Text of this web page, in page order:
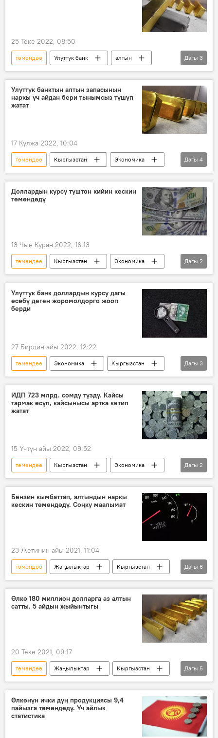
25 Теке 2022, 08:50
төмөндөө Улуттук банк
алтын
запас
валюта Экономика
Дагы 3
Улуттук банктын алтын запасынын
наркы үч айдан бери тынымсыз түшүп
жатат
17 Кулжа 2022, 10:04
төмөндөө Кыргызстан
Экономика
алтын
запас
Улуттук банк
баа
Дагы 4
Доллардын курсу түштөн кийин кескин
төмөндөдү
13 Чын Куран 2022, 16:13
төмөндөө Кыргызстан
Экономика
доллар
курс
Дагы 2
Улуттук банк доллардын курсу дагы
өсөбү деген жоромолдорго жооп
берди
27 Бирдин айы 2022, 12:22
төмөндөө Экономика
Кыргызстан
Улуттук банк
доллар өсүү
Дагы 3
ИДП 723 млрд. сомду түздү. Кайсы
тармак өсүп, кайсынысы артка кетип
жатат
15 Үчтүн айы 2022, 09:52
төмөндөө Кыргызстан
Экономика
ички дүң продукциясы
өсүү
Дагы 2
Бензин кымбаттап, алтындын наркы
кескин төмөндөдү. Соңку маалымат
23 Жетинин айы 2021, 11:04
төмөндөө Жаңылыктар
Кыргызстан
Экономика
Бишкек
Күйүүчү май
валюта
Дагы 6
Өлкө 180 миллион долларга аз алтын
сатты. 5 айдын жыйынтыгы
20 Теке 2021, 09:17
төмөндөө Жаңылыктар
Кыргызстан
Экономика
Улуттук банк
алтын
Дагы 5
Өлкөнүн ички дүң продукциясы 9,4
пайызга төмөндөдү. Үч айлык
статистика